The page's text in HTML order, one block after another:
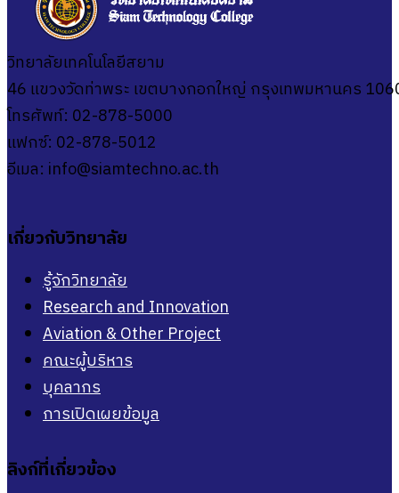
วิทยาลัยเทคโนโลยีสยาม
46 แขวงวัดท่าพระ เขตบางกอกใหญ่ กรุงเทพมหานคร
โทรศัพท์: 02-878-5000
แฟกซ์: 02-878-5012
อีเมล: info@siamtechno.ac.th
เกี่ยวกับวิทยาลัย
รู้จักวิทยาลัย
Research and Innovation
Aviation & Other Project
คณะผู้บริหาร
บุคลากร
การเปิดเผยข้อมูล
ลิงก์ที่เกี่ยวข้อง